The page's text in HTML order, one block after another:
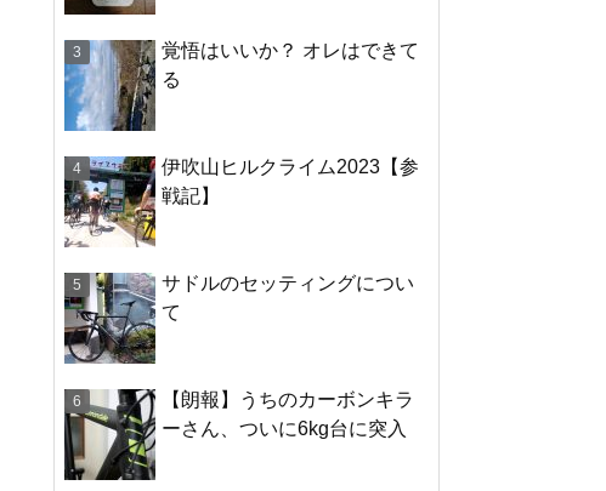
覚悟はいいか？ オレはできて
る
伊吹山ヒルクライム2023【参
戦記】
サドルのセッティングについ
て
【朗報】うちのカーボンキラ
ーさん、ついに6kg台に突入